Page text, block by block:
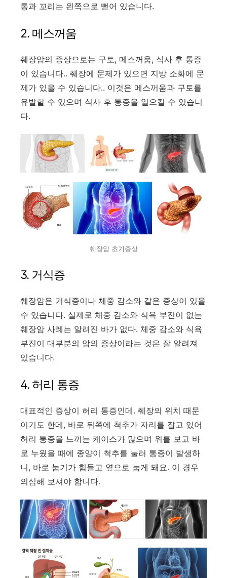
통과 꼬리는 왼쪽으로 뻗어 있습니다.
2. 메스꺼움
췌장암의 증상으로는 구토, 메스꺼움, 식사 후 통증
이 있습니다.. 췌장에 문제가 있으면 지방 소화에 문
제가 있을 수 있습니다.. 이것은 메스꺼움과 구토를
유발할 수 있으며 식사 후 통증을 일으킬 수 있습니
다.
췌장암 초기증상
3. 거식증
췌장암은 거식증이나 체중 감소와 같은 증상이 있을
수 있습니다. 실제로 체중 감소와 식욕 부진이 없는
췌장암 사례는 알려진 바가 없다. 체중 감소와 식욕
부진이 대부분의 암의 증상이라는 것은 잘 알려져
있습니다.
4. 허리 통증
대표적인 증상이 허리 통증인데. 췌장의 위치 때문
이기도 한데, 바로 뒤쪽에 척추가 자리를 잡고 있어
허리 통증을 느끼는 케이스가 많으며 위를 보고 바
로 누웠을 때에 종양이 척추를 눌러 통증이 발생하
니, 바로 눕기가 힘들고 옆으로 눕게 돼요. 이 경우
의심해 보셔야 합니다.